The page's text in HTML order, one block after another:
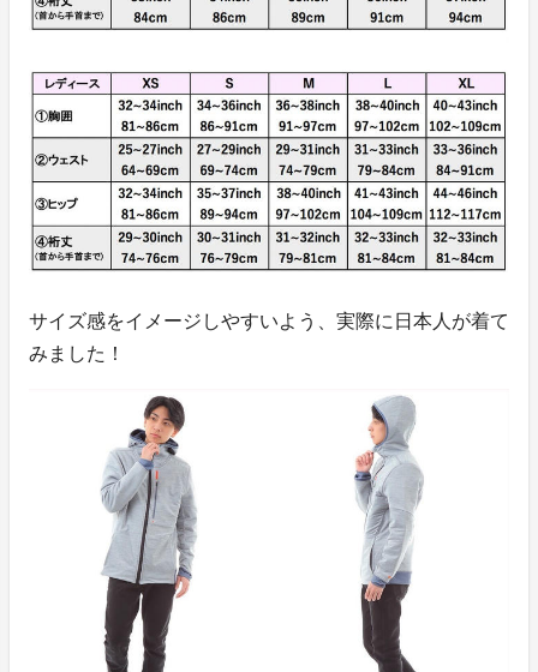
サイズ感をイメージしやすいよう、実際に日本人が着て
みました！